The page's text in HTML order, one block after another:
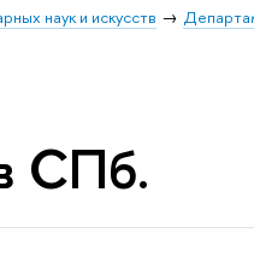
наук и искусств
СПб.